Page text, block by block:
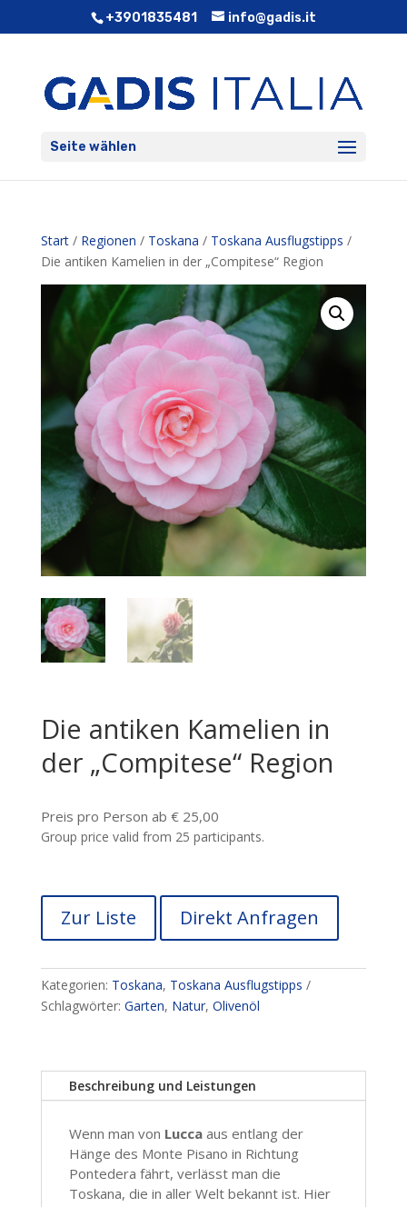
+3901835481 info@gadis.it
Seite wählen
Start/ Regionen / Toskana / Toskana Ausflugstipps /
Die antiken Kamelien in der „Compitese“ Region
Die antiken Kamelien in
der „Compitese“ Region
Preis pro Person ab € 25,00
Group price valid from 25 participants.
Zur Liste Direkt Anfragen
Kategorien: Toskana, Toskana Ausflugstipps
Schlagwörter: Garten, Natur, Olivenöl
Beschreibung und Leistungen
Wenn man von Luccaaus entlang der
Hänge des Monte Pisano in Richtung
Pontedera fährt, verlässt man die
Toskana, die in aller Welt bekannt ist. Hier